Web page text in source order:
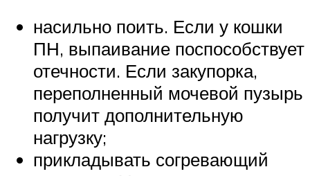
насильно поить. Если у кошки
ПН, выпаивание поспособствует
отечности. Если закупорка,
переполненный мочевой пузырь
получит дополнительную
нагрузку;
прикладывать согревающий